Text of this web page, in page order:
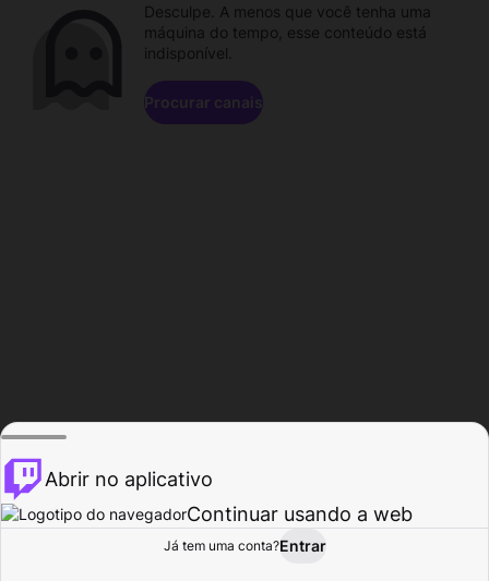
Procurar Atividade
Desculpe. A menos que você tenha uma
máquina do tempo, esse conteúdo está
indisponível.
Procurar canais
Abrir no aplicativo
Continuar usando a web
Já tem uma conta?Entrar